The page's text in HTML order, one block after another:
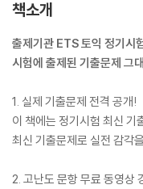
책소개
출제기관 ETS 토익 정기시
시험에 출제된 기출문제 그
1. 실제 기출문제 전격 공개!
이 책에는 정기시험 최신 기
최신 기출문제로 실전 감각
2. 고난도 문항 무료 동영상